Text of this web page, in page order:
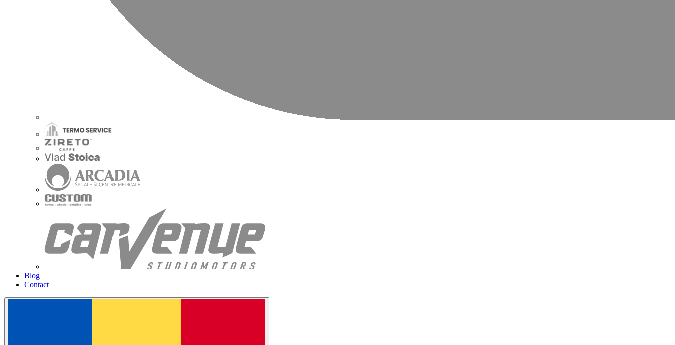
Blog
Contact